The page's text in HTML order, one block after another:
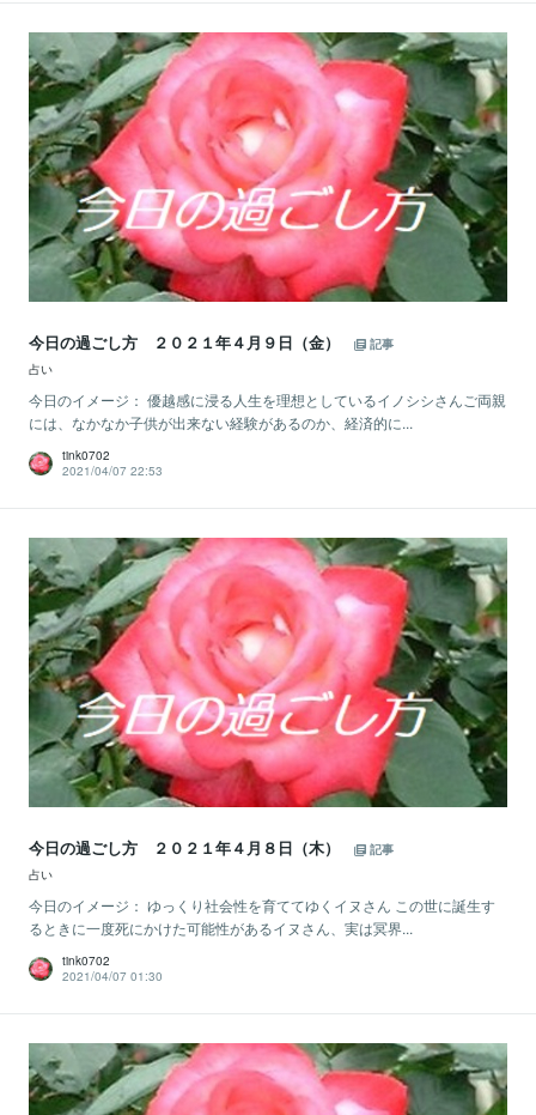
今日の過ごし方 ２０２１年４月９日（金）
記事
占い
今日のイメージ： 優越感に浸る人生を理想としているイノシシさんご両親
には、なかなか子供が出来ない経験があるのか、経済的に...
tink0702
2021/04/07 22:53
今日の過ごし方 ２０２１年４月８日（木）
記事
占い
今日のイメージ： ゆっくり社会性を育ててゆくイヌさん この世に誕生す
るときに一度死にかけた可能性があるイヌさん、実は冥界...
tink0702
2021/04/07 01:30